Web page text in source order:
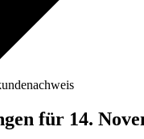
für 14.